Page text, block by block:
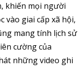
khiến mọi người
vào giai cấp xã hội,
mang tính lịch sử
cường của
những video ghi